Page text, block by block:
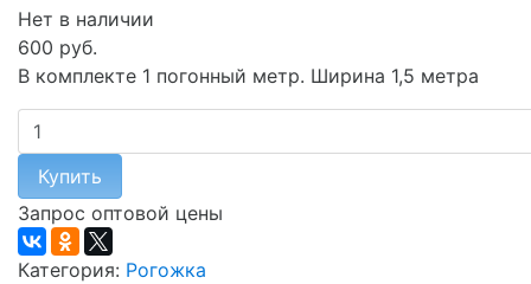
Нет в наличии
600 руб.
В комплекте 1 погонный метр. Ширина 1,5 метра
Купить
Запрос оптовой цены
Категория: Рогожка